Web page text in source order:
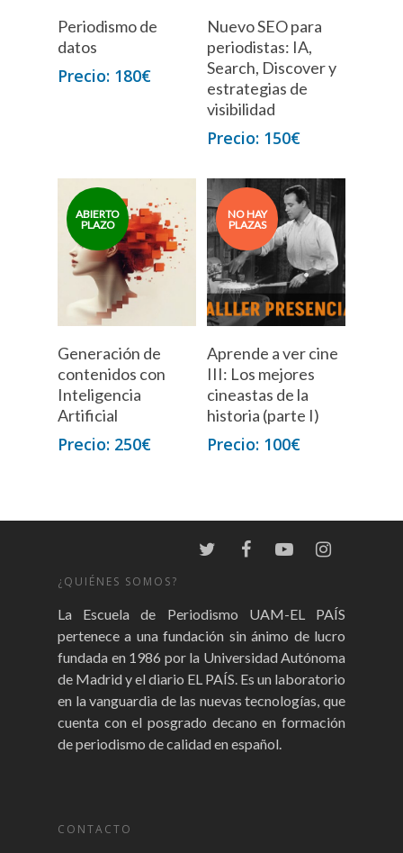
Periodismo de
datos
180€
Nuevo SEO para
periodistas: IA,
Search, Discover y
estrategias de
visibilidad
150€
Generación de
contenidos con
Inteligencia
Artificial
250€
Leer Más
Aprende a ver cine
III: Los mejores
cineastas de la
historia (parte I)
100€
¿QUIÉNES SOMOS?
La Escuela de Periodismo UAM-EL PAÍS
pertenece a una fundación sin ánimo de lucro
fundada en 1986 por la Universidad Autónoma
de Madrid y el diario EL PAÍS. Es un laboratorio
en la vanguardia de las nuevas tecnologías, que
cuenta con el posgrado decano en formación
de periodismo de calidad en español.
CONTACTO